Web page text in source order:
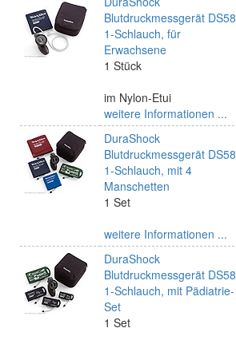
Blutdruckmessgerät DS58
1-Schlauch, für
Erwachsene
1 Stück
im Nylon-Etui
weitere Informationen ...
DuraShock
Blutdruckmessgerät DS58
1-Schlauch, mit 4
Manschetten
1 Set
weitere Informationen ...
DuraShock
Blutdruckmessgerät DS58
1-Schlauch, mit Pädiatrie-
Set
1 Set